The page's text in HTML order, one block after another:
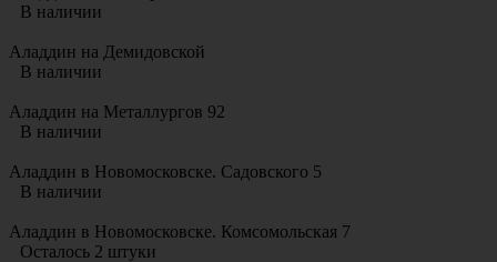
В наличии
Аладдин на Демидовской
В наличии
Аладдин на Металлургов 92
В наличии
Аладдин в Новомосковске. Садовского 5
В наличии
Аладдин в Новомосковске. Комсомольская 7
Осталось 2 штуки